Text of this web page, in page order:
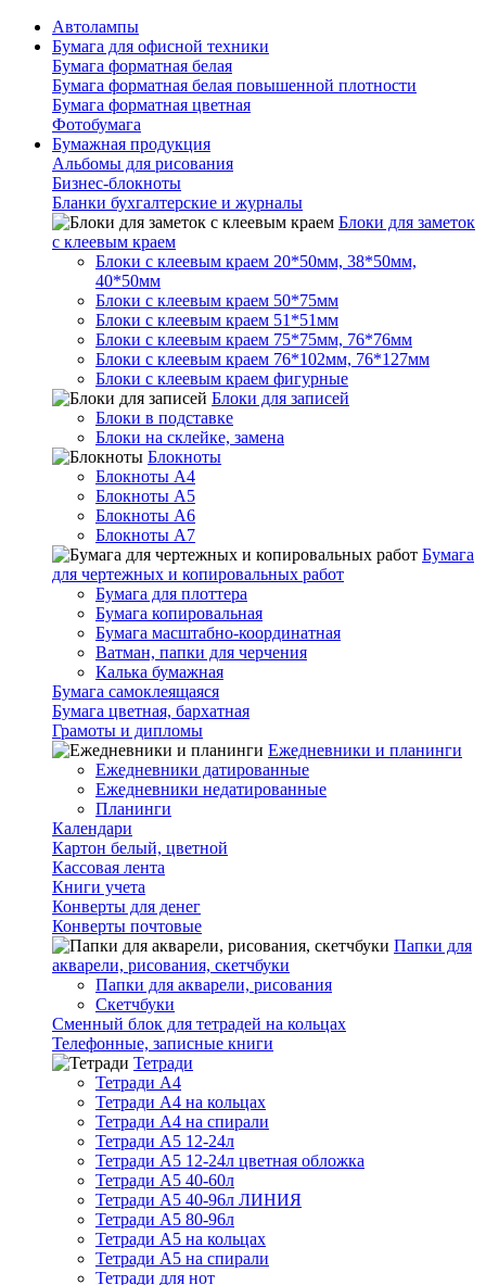
Автолампы
Бумага для офисной техники
Бумага форматная белая
Бумага форматная белая повышенной плотности
Бумага форматная цветная
Фотобумага
Бумажная продукция
Альбомы для рисования
Бизнес-блокноты
Бланки бухгалтерские и журналы
Блоки для заметок
с клеевым краем
Блоки с клеевым краем 20*50мм, 38*50мм,
40*50мм
Блоки с клеевым краем 50*75мм
Блоки с клеевым краем 51*51мм
Блоки с клеевым краем 75*75мм, 76*76мм
Блоки с клеевым краем 76*102мм, 76*127мм
Блоки с клеевым краем фигурные
Блоки для записей
Блоки в подставке
Блоки на склейке, замена
Блокноты
Блокноты А4
Блокноты А5
Блокноты А6
Блокноты А7
Бумага
для чертежных и копировальных работ
Бумага для плоттера
Бумага копировальная
Бумага масштабно-координатная
Ватман, папки для черчения
Калька бумажная
Бумага самоклеящаяся
Бумага цветная, бархатная
Грамоты и дипломы
Ежедневники и планинги
Ежедневники датированные
Ежедневники недатированные
Планинги
Календари
Картон белый, цветной
Кассовая лента
Книги учета
Конверты для денег
Конверты почтовые
Папки для
акварели, рисования, скетчбуки
Папки для акварели, рисования
Скетчбуки
Сменный блок для тетрадей на кольцах
Телефонные, записные книги
Тетради
Тетради А4
Тетради А4 на кольцах
Тетради А4 на спирали
Тетради А5 12-24л
Тетради А5 12-24л цветная обложка
Тетради А5 40-60л
Тетради А5 40-96л ЛИНИЯ
Тетради А5 80-96л
Тетради А5 на кольцах
Тетради А5 на спирали
Тетради для нот